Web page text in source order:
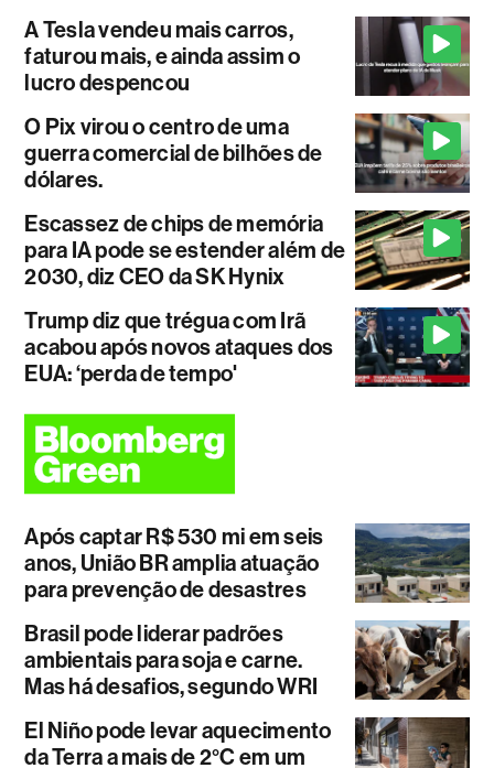
A Tesla vendeu mais carros,
faturou mais, e ainda assim o
lucro despencou
O Pix virou o centro de uma
guerra comercial de bilhões de
dólares.
Escassez de chips de memória
para IA pode se estender além de
2030, diz CEO da SK Hynix
Trump diz que trégua com Irã
acabou após novos ataques dos
EUA: ‘perda de tempo'
Após captar R$ 530 mi em seis
anos, União BR amplia atuação
para prevenção de desastres
Brasil pode liderar padrões
ambientais para soja e carne.
Mas há desafios, segundo WRI
El Niño pode levar aquecimento
da Terra a mais de 2°C em um